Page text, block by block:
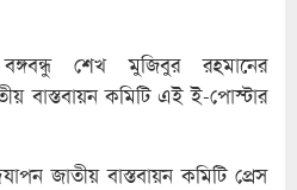
শেখ মুজিবুর রহমানের
বাস্তবায়ন কমিটি এই ই-পোস্টার
জাতীয় বাস্তবায়ন কমিটি প্রেস